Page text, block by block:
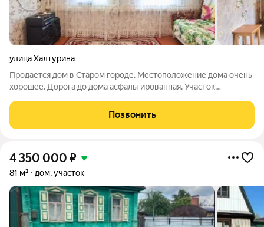
улица Халтурина
Продается дом в Старом городе. Местоположение дома очень
хорошее. Дорога до дома асфальтированная. Участок
небольших комнат. Комнаты все светлые. Дом очень теплый,
газофицированный. Водопровод
Позвонить
4 350 000 ₽
81 м² дом, участок